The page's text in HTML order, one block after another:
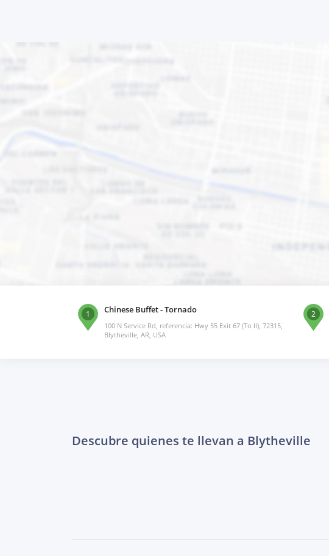
1 Chinese Buffet - Tornado
100 N Service Rd, referencia: Hwy 55 Exit 67 (To Il), 72315,
Blytheville, AR, USA
2
Descubre quienes te llevan a Blytheville